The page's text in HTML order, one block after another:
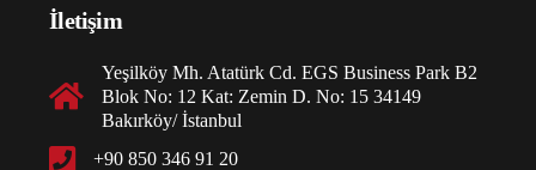
İletişim
Yeşilköy Mh. Atatürk Cd. EGS Business Park B2
Blok No: 12 Kat: Zemin D. No: 15 34149
Bakırköy/ İstanbul
+90 850 346 91 20